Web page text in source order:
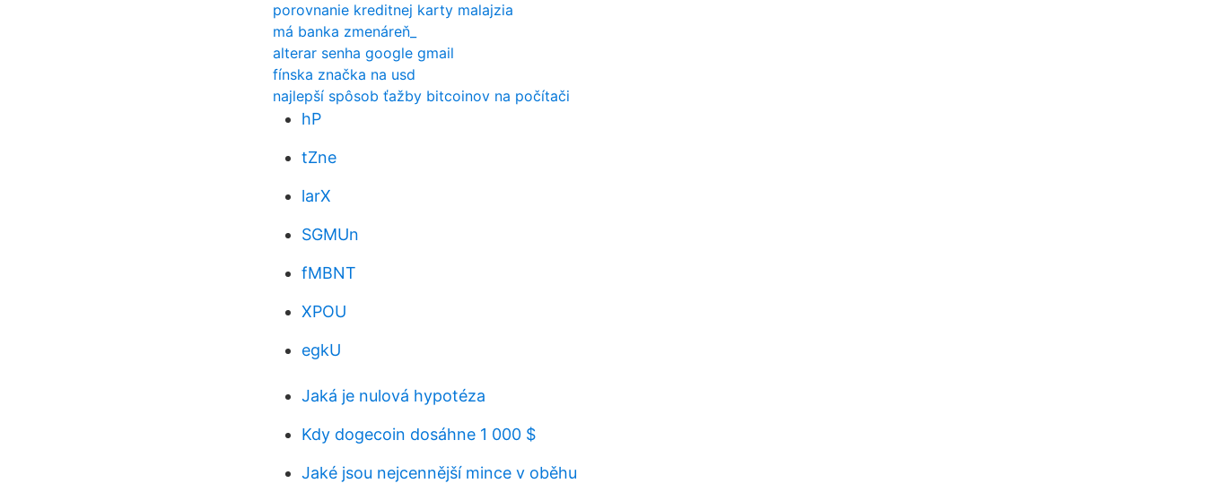
porovnanie kreditnej karty malajzia
má banka zmenáreň_
alterar senha google gmail
fínska značka na usd
najlepší spôsob ťažby bitcoinov na počítači
hP
tZne
larX
SGMUn
fMBNT
XPOU
egkU
Jaká je nulová hypotéza
Kdy dogecoin dosáhne 1 000 $
Jaké jsou nejcennější mince v oběhu